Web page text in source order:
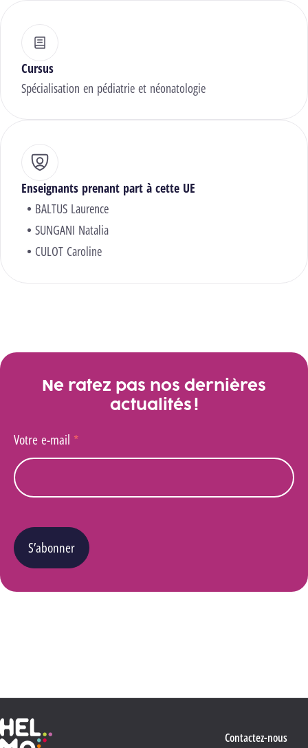
Cursus
Spécialisation en pédiatrie et néonatologie
Enseignants prenant part à cette UE
BALTUS Laurence
SUNGANI Natalia
CULOT Caroline
Ne ratez pas nos dernières
actualités !
Votre e-mail *
S’abonner
Haute École Libre Mosane
Contactez-nous